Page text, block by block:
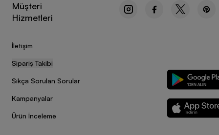
Müşteri
Hizmetleri
İletişim
Sipariş Takibi
Sıkça Sorulan Sorular
Kampanyalar
Ürün İnceleme